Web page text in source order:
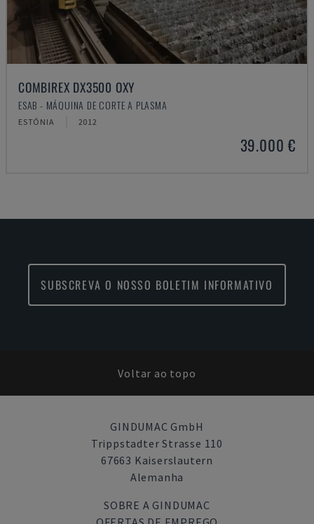
COMBIREX DX3500 OXY
ESAB - MÁQUINA DE CORTE A PLASMA
ESTÓNIA 2012
39.000 €
SUBSCREVA O NOSSO BOLETIM INFORMATIVO
Voltar ao topo
GINDUMAC GmbH
Trippstadter Strasse 110
67663 Kaiserslautern
Alemanha
SOBRE A GINDUMAC